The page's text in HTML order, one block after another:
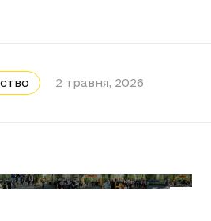
2 травня, 2026